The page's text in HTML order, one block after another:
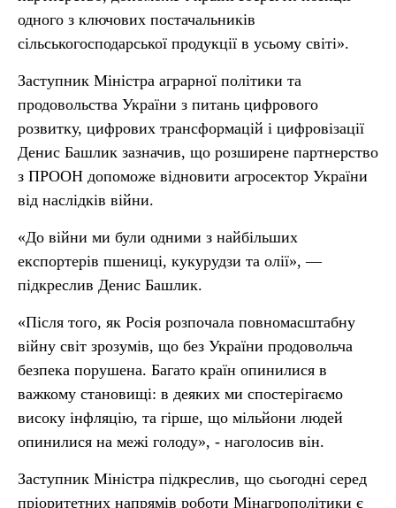
одного з ключових постачальників
сільськогосподарської продукції в усьому світі».
Заступник Міністра аграрної політики та
продовольства України з питань цифрового
розвитку, цифрових трансформацій і цифровізації
Денис Башлик зазначив, що розширене партнерство
з ПРООН допоможе відновити агросектор України
від наслідків війни.
«До війни ми були одними з найбільших
експортерів пшениці, кукурудзи та олії», —
підкреслив Денис Башлик.
«Після того, як Росія розпочала повномасштабну
війну світ зрозумів, що без України продовольча
безпека порушена. Багато країн опинилися в
важкому становищі: в деяких ми спостерігаємо
високу інфляцію, та гірше, що мільйони людей
опинилися на межі голоду», - наголосив він.
Заступник Міністра підкреслив, що сьогодні серед
пріоритетних напрямів роботи Мінагрополітики є